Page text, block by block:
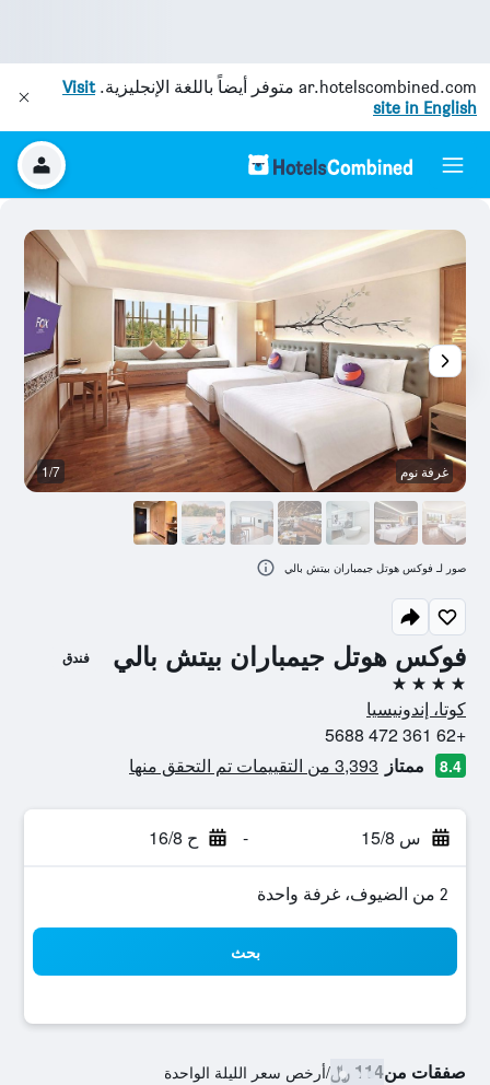
ar.hotelscombined.com متوفر أيضاً باللغة الإنجليزية.Visit
site in English
فوكس هوتل جيمباران بيتش بالي فندق
4 نجوم
كوتا، إندونيسيا
+62 361 472 5688
8.4 ممتاز 3,393 من التقييمات تم التحقق منها
س 15/8 - ح 16/8
2 من الضيوف، غرفة واحدة
بحث
صفقات من114 ﷼ /أرخص سعر الليلة الواحدة
غرفة نوم 1/7
صور لـ فوكس هوتل جيمباران بيتش بالي